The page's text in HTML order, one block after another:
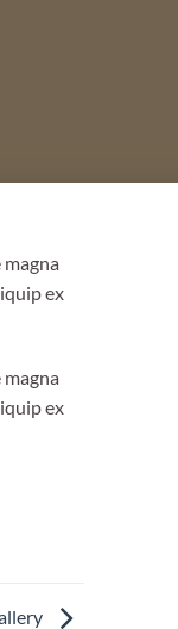
ex
ex